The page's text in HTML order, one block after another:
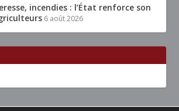
incendies : l’État renforce son
6 août 2026